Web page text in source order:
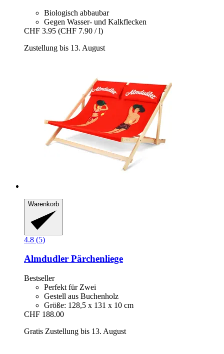
Biologisch abbaubar
Gegen Wasser- und Kalkflecken
CHF 3.95 (CHF 7.90 / l)
Zustellung bis 13. August
Warenkorb
4.8 (5)
Almdudler Pärchenliege
Bestseller
Perfekt für Zwei
Gestell aus Buchenholz
Größe: 128,5 x 131 x 10 cm
CHF 188.00
Gratis Zustellung bis 13. August